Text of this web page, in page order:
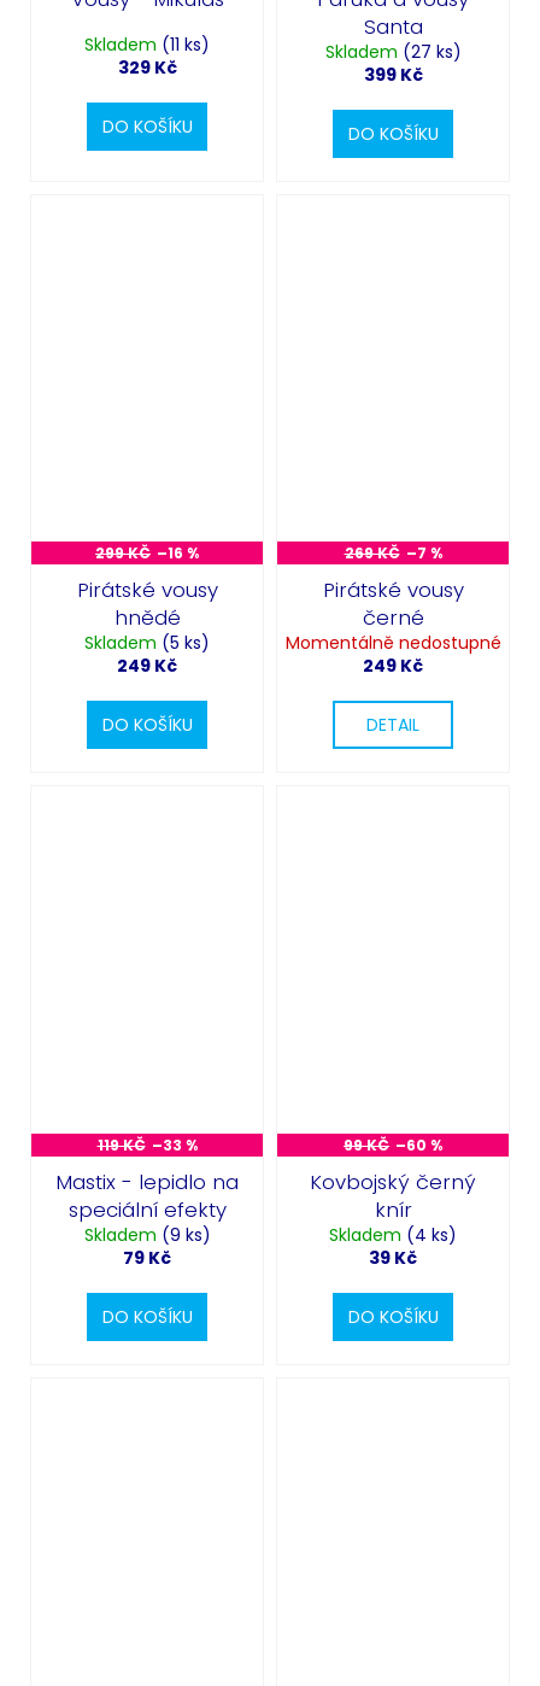
Skladem (11 ks)
329 Kč
DO KOŠÍKU
Santa
Skladem (27 ks)
399 Kč
DO KOŠÍKU
299 KČ –16 %
Pirátské vousy
hnědé
Skladem (5 ks)
249 Kč
DO KOŠÍKU
269 KČ –7 %
Pirátské vousy
černé
Momentálně nedostupné
249 Kč
DETAIL
119 KČ –33 %
Mastix - lepidlo na
speciální efekty
Skladem (9 ks)
79 Kč
DO KOŠÍKU
99 KČ –60 %
Kovbojský černý
knír
Skladem (4 ks)
39 Kč
DO KOŠÍKU